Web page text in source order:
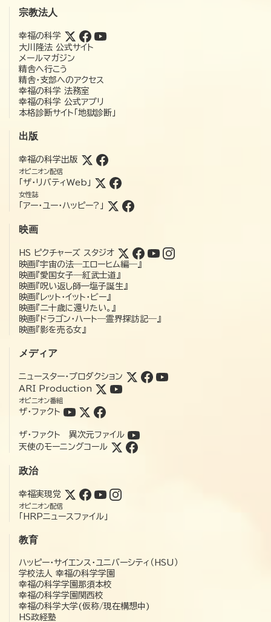
宗教法人
幸福の科学
大川隆法 公式サイト
メールマガジン
精舎へ行こう
精舎・支部へのアクセス
幸福の科学 法務室
幸福の科学 公式アプリ
本格診断サイト「地獄診断」
出版
幸福の科学出版
オピニオン配信
「ザ・リバティWeb」
女性誌
「アー・ユー・ハッピー?」
映画
HS ピクチャーズ スタジオ
映画『宇宙の法―エローヒム編―』
映画『愛国女子―紅武士道』
映画『呪い返し師—塩子誕生』
映画『レット・イット・ビー』
映画『二十歳に還りたい。』
映画『ドラゴン・ハート―霊界探訪記―』
映画『影を売る女』
メディア
ニュースター・プロダクション
ARI Production
オピニオン番組
ザ・ファクト
ザ・ファクト 異次元ファイル
天使のモーニングコール
政治
幸福実現党
オピニオン配信
「HRPニュースファイル」
教育
ハッピー・サイエンス・ユニバーシティ（HSU）
学校法人 幸福の科学学園
幸福の科学学園那須本校
幸福の科学学園関西校
幸福の科学大学(仮称/現在構想中)
HS政経塾